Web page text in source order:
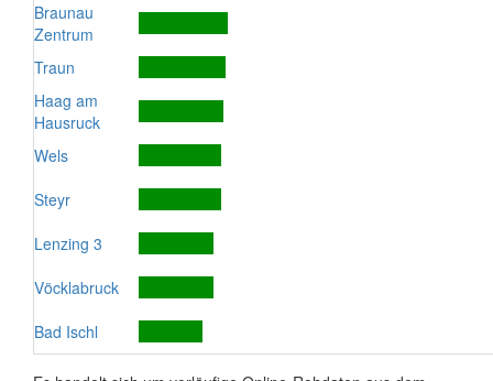
Braunau
Zentrum
Traun
Haag am
Hausruck
Wels
Steyr
Lenzing 3
Vöcklabruck
Bad Ischl